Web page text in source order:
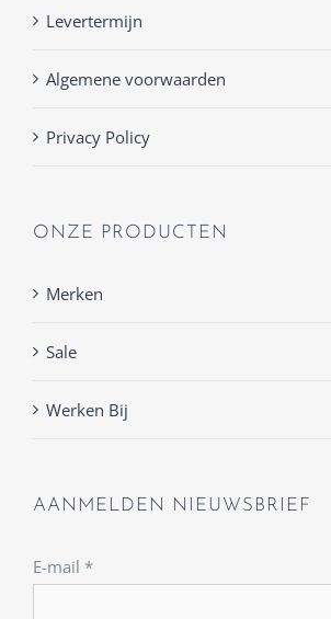
Levertermijn
Algemene voorwaarden
Privacy Policy
ONZE PRODUCTEN
Merken
Sale
Werken Bij
AANMELDEN NIEUWSBRIEF
E-mail *